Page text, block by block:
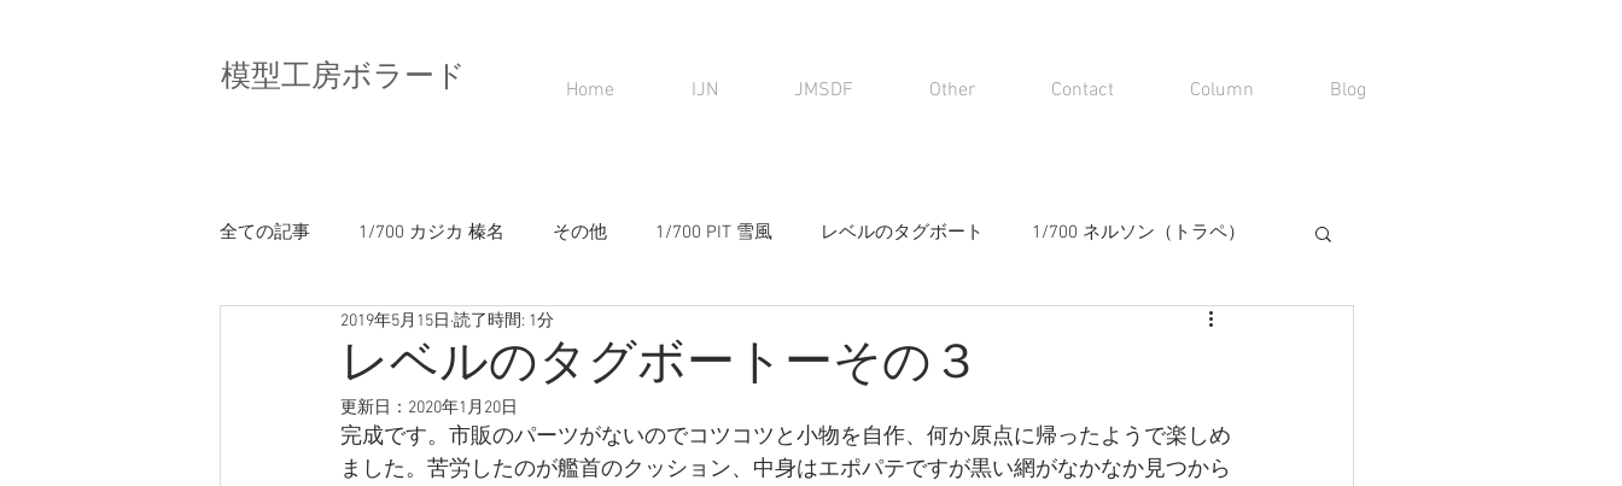
模型工房ボラード Home IJN JMSDF Other Contact Column Blog
全ての記事 1/700 カジカ 榛名 その他 1/700 PIT 雪風 レベルのタグボート 1/700 ネルソン（トラペ）
1/700 DD-101 むらさめ（PIT）
レベルのタグボートーその３
2019年5月15日 読了時間: 1分
更新日： 2020年1月20日
完成です。市販のパーツがないのでコツコツと小物を自作、何か原点に帰ったようで楽しめ
ました。苦労したのが艦首のクッション、中身はエポパテですが黒い網がなかなか見つから